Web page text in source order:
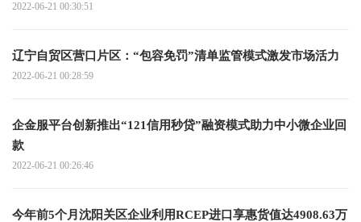
2022-06-21 00:30:51
辽宁自贸区营口片区：“包容免罚”清单监管模式激发市场活力
2022-06-21 00:28:59
企金服平台创新推出“121信用秒贷”融资模式助力中小微企业回
款
2022-06-21 00:26:46
今年前5个月沈阳关区企业利用RCEP进口享惠货值达4908.63万